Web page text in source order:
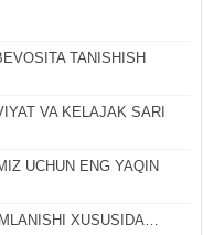
TANISHISH
VA KELAJAK SARI
UCHUN ENG YAQIN
XUSUSIDA…